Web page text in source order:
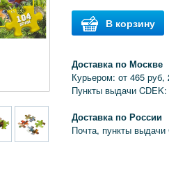
В корзину
Доставка по Москве
Курьером: от 465 руб,
Пункты выдачи
Доставка по России
Почта, пункты выдачи